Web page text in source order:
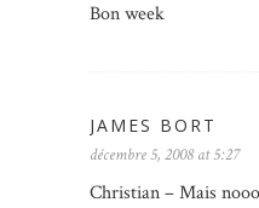
Bon week
JAMES BORT
décembre 5, 2008 at 5:27
Christian – Mais